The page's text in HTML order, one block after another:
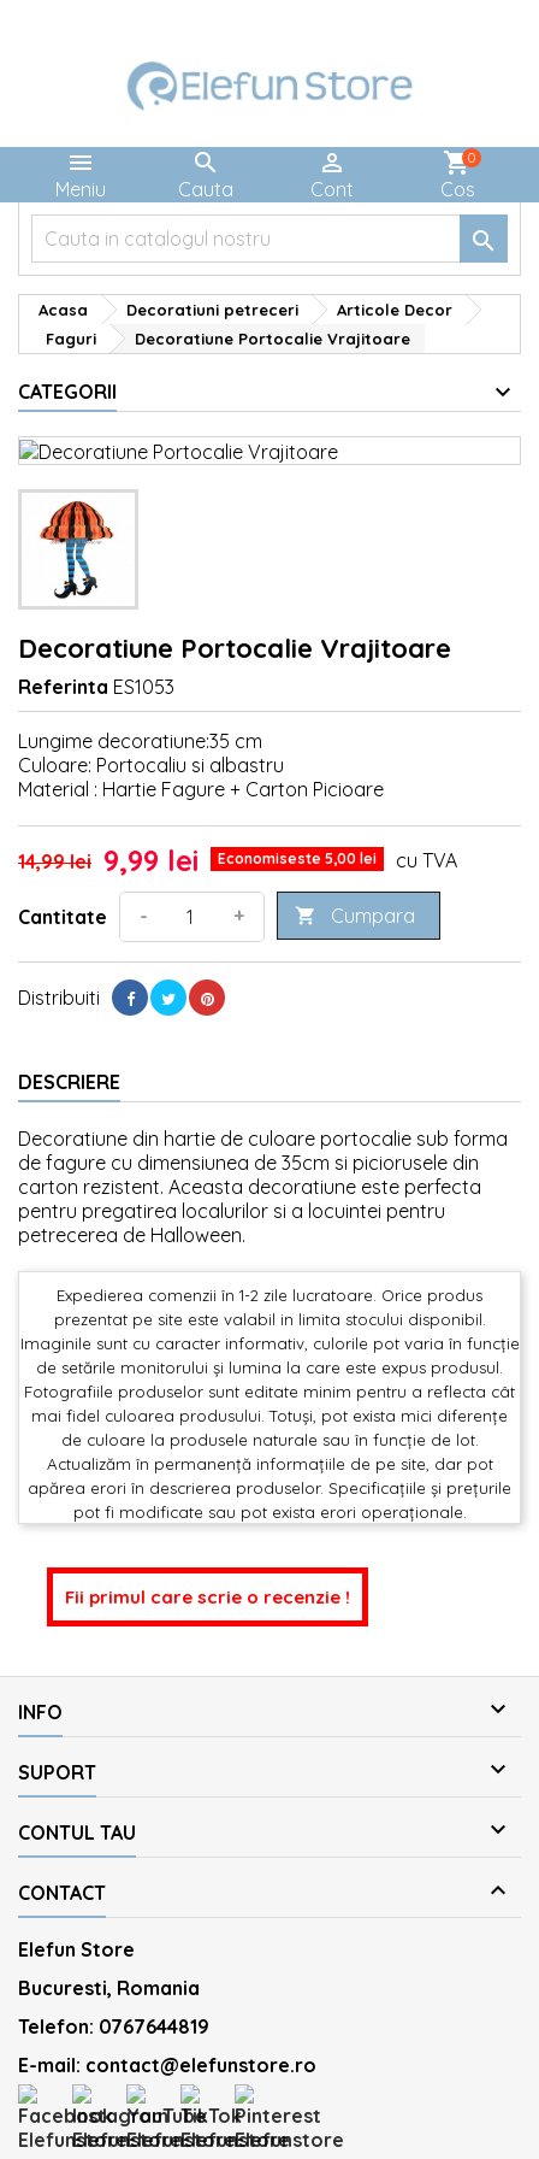

Meniu

Cauta

Cont
shopping_cart
Cos
0

Acasa Decoratiuni petreceri
Articole Decor
Faguri
Decoratiune Portocalie Vrajitoare
CATEGORII
Decoratiune Portocalie Vrajitoare
Referinta ES1053
Lungime decoratiune:35 cm
Culoare: Portocaliu si albastru
Material : Hartie Fagure + Carton Picioare
14,99 lei 9,99 lei Economiseste 5,00 lei cu TVA
Cantitate - +  Cumpara
Distribuiti
DESCRIERE
Decoratiune din hartie de culoare portocalie sub forma
de fagure cu dimensiunea de 35cm si piciorusele din
carton rezistent. Aceasta decoratiune este perfecta
pentru pregatirea localurilor si a locuintei pentru
petrecerea de Halloween.
Expedierea comenzii în 1-2 zile lucratoare. Orice produs
prezentat pe site este valabil in limita stocului disponibil.
Imaginile sunt cu caracter informativ, culorile pot varia în funcție
de setările monitorului și lumina la care este expus produsul.
Fotografiile produselor sunt editate minim pentru a reflecta cât
mai fidel culoarea produsului. Totuși, pot exista mici diferențe
de culoare la produsele naturale sau în funcție de lot.
Actualizăm în permanență informațiile de pe site, dar pot
apărea erori în descrierea produselor. Specificațiile și prețurile
pot fi modificate sau pot exista erori operaționale.
Fii primul care scrie o recenzie !
INFO 
SUPORT 
CONTUL TAU 
CONTACT 
Elefun Store
Bucuresti, Romania
Telefon: 0767644819
E-mail: contact@elefunstore.ro